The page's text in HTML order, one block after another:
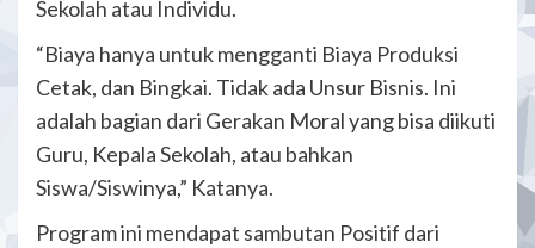
Sekolah atau Individu.
“Biaya hanya untuk mengganti Biaya Produksi
Cetak, dan Bingkai. Tidak ada Unsur Bisnis. Ini
adalah bagian dari Gerakan Moral yang bisa diikuti
Guru, Kepala Sekolah, atau bahkan
Siswa/Siswinya,” Katanya.
Program ini mendapat sambutan Positif dari